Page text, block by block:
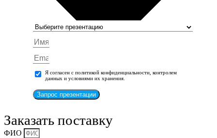
Я согласен с политикой конфиденциальности, контролем
данных и условиями их хранения.
Запрос презентации
Заказать поставку
ФИО